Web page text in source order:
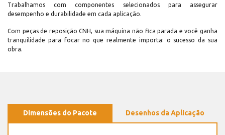
Trabalhamos com componentes selecionados para assegurar
desempenho e durabilidade em cada aplicação.
Com peças de reposição CNH, sua máquina não fica parada e você ganha
tranquilidade para focar no que realmente importa: o sucesso da sua
obra.
Dimensões do Pacote Desenhos da Aplicação